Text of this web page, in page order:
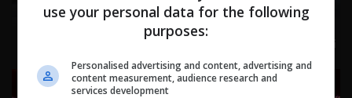
use your personal data for the following
purposes:
Personalised advertising and content, advertising and
content measurement, audience research and
services development